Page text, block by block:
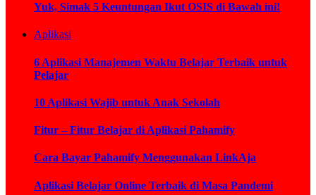
Yuk, Simak 5 Keuntungan Ikut OSIS di Bawah ini!
Aplikasi
6 Aplikasi Manajemen Waktu Belajar Terbaik untuk
Pelajar
10 Aplikasi Wajib untuk Anak Sekolah
Fitur – Fitur Belajar di Aplikasi Pahamify
Cara Bayar Pahamify Menggunakan LinkAja
Aplikasi Belajar Online Terbaik di Masa Pandemi